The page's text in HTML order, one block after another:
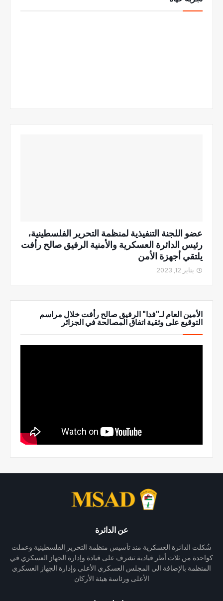
عضو اللجنة التنفيذية لمنظمة التحرير الفلسطينية،
رئيس الدائرة العسكرية والأمنية الرفيق صالح رأفت
يلتقي أجهزة الأمن
يناير 12, 2023
الأمين العام لـ"فدا" الرفيق صالح رأفت خلال مراسم
التوقيع على وثقية اتفاق المصالحة في الجزائر
عن الدائرة
شُكلت الدائرة العسكرية منذ تأسيس منظمة التحرير الفلسطينية وعملت
كواحدة من ثلاث أطر قيادية تشرف على قيادة وإدارة الجهاز العسكري في
المنظمة بالإضافة الى المجلس العسكري الأعلى وإدارة الجهاز العسكري
الأعلى ورئاسة هيئة الأركان